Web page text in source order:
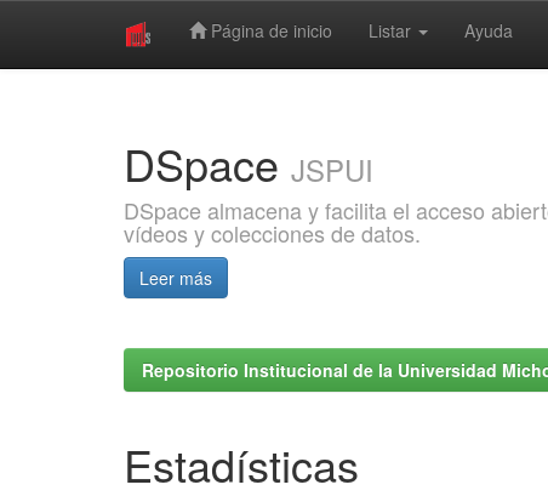
Página de inicio Listar Ayuda
DSpace JSPUI
DSpace almacena y facilita el acceso
vídeos y colecciones de datos.
Leer más
Repositorio Institucional de la Universidad
Estadísticas